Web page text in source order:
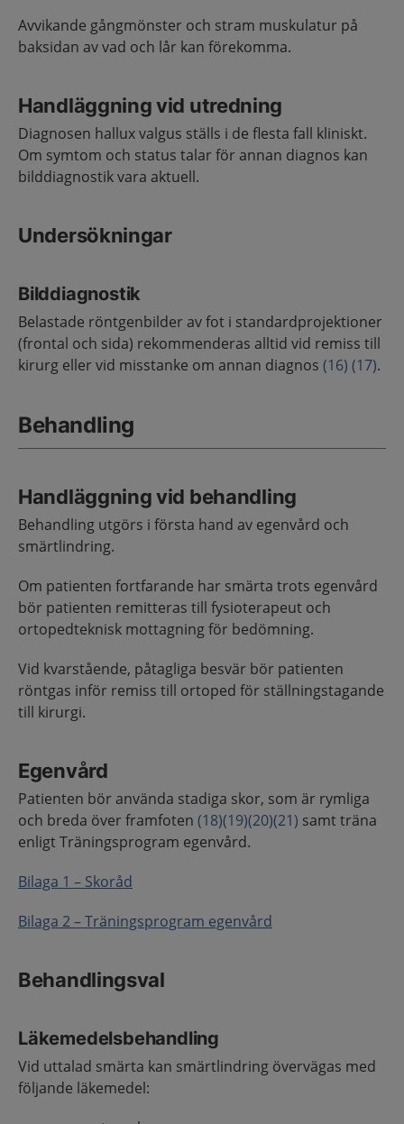
Avvikande gångmönster och stram muskulatur på
baksidan av vad och lår kan förekomma.
Handläggning vid utredning
Diagnosen hallux valgus ställs i de flesta fall kliniskt.
Om symtom och status talar för annan diagnos kan
bilddiagnostik vara aktuell.
Undersökningar
Bilddiagnostik
Belastade röntgenbilder av fot i standardprojektioner
(frontal och sida) rekommenderas alltid vid remiss till
kirurg eller vid misstanke om annan diagnos (16) (17).
Behandling
Handläggning vid behandling
Behandling utgörs i första hand av egenvård och
smärtlindring.
Om patienten fortfarande har smärta trots egenvård
bör patienten remitteras till fysioterapeut och
ortopedteknisk mottagning för bedömning.
Vid kvarstående, påtagliga besvär bör patienten
röntgas inför remiss till ortoped för ställningstagande
till kirurgi.
Egenvård
Patienten bör använda stadiga skor, som är rymliga
och breda över framfoten (18)(19)(20)(21) samt träna
enligt Träningsprogram egenvård.
Bilaga 1 – Skoråd
Bilaga 2 – Träningsprogram egenvård
Behandlingsval
Läkemedelsbehandling
Vid uttalad smärta kan smärtlindring övervägas med
följande läkemedel: